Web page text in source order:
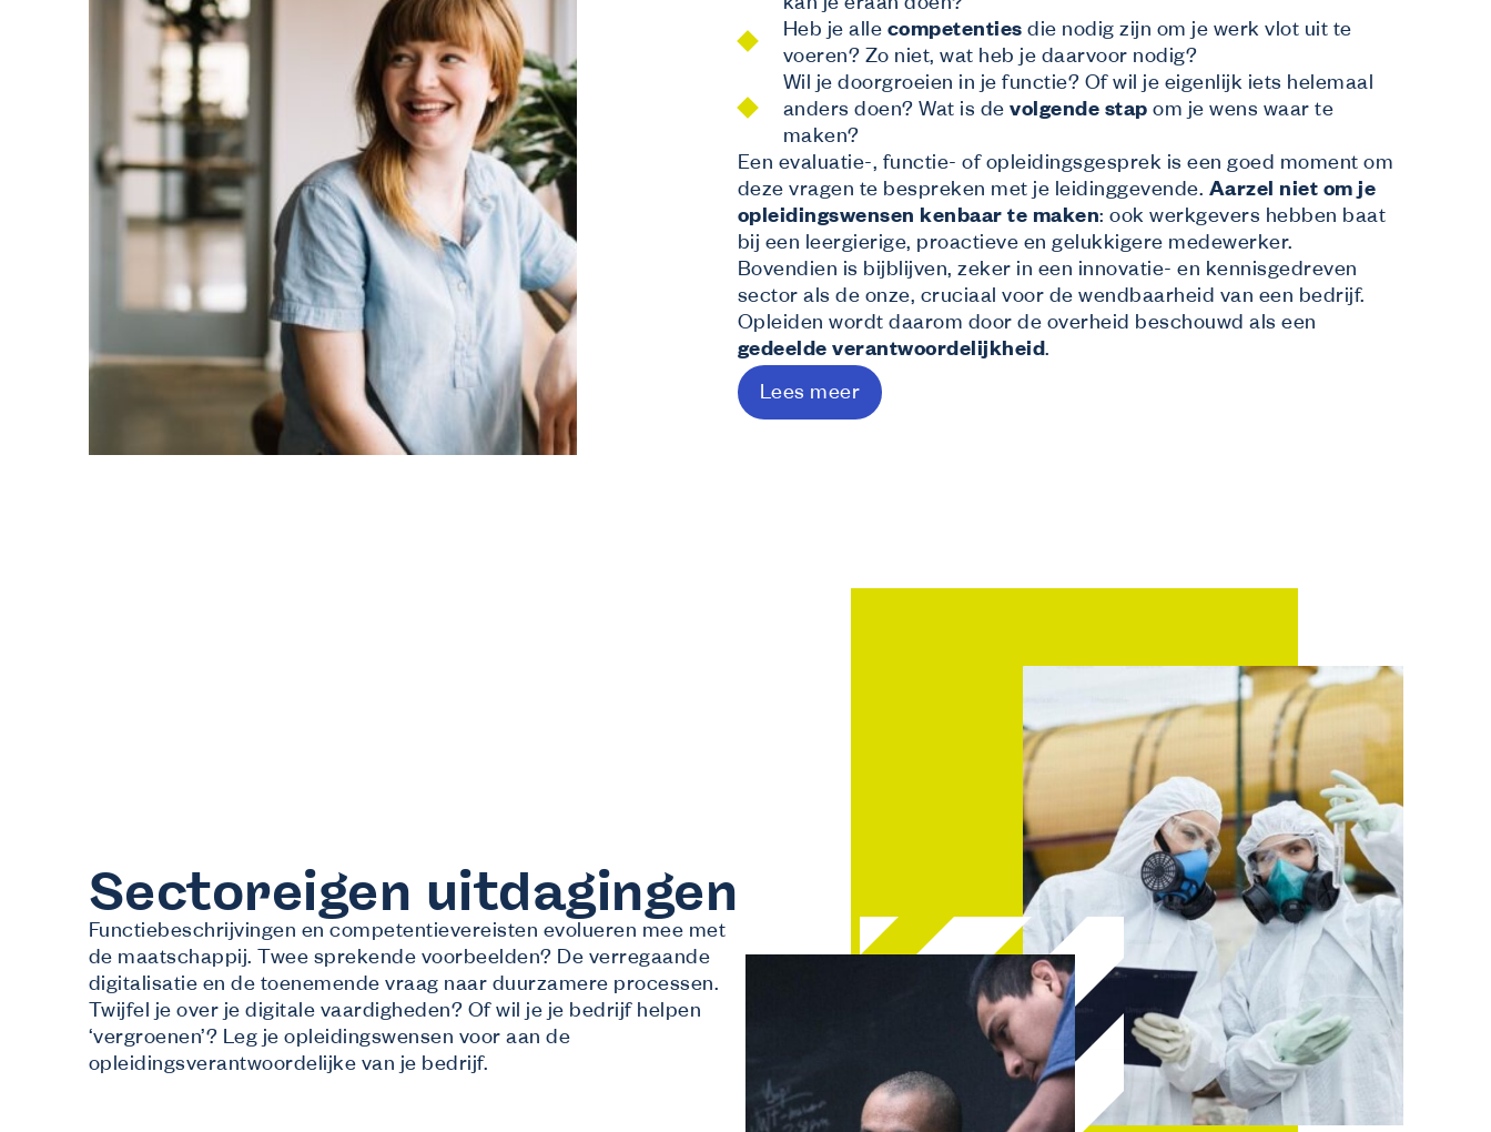
Ontdek wat Co-valent voor jouw bedrijf kan doen.
Ik ben werknemer
Alles over jouw recht op opleiding en levenslang leren.
Ik ben werkzoekende of student
Droom jij van een toekomst in de sector?
Wij bieden
Opleidingen
Gratis opleidingen op maat van de sector.
Financiële tegemoetkoming vanuit Co-valent
Laat Co-valent je opleidingsinitiatieven subsidiëren.
Advies
Info over thema’s zoals de Competentiecheck, diversiteit …
Wij informeren
Over ons
Veelgestelde vragen
kan je eraan doen?
Heb je alle competenties die nodig zijn om je werk vlot uit te
voeren? Zo niet, wat heb je daarvoor nodig?
Wil je doorgroeien in je functie? Of wil je eigenlijk iets helemaal
anders doen? Wat is de volgende stap om je wens waar te
maken?
Een evaluatie-, functie- of opleidingsgesprek is een goed moment om
deze vragen te bespreken met je leidinggevende. Aarzel niet om je
opleidingswensen kenbaar te maken: ook werkgevers hebben baat
bij een leergierige, proactieve en gelukkigere medewerker.
Bovendien is bijblijven, zeker in een innovatie- en kennisgedreven
sector als de onze, cruciaal voor de wendbaarheid van een bedrijf.
Opleiden wordt daarom door de overheid beschouwd als een
gedeelde verantwoordelijkheid.
Lees meer
Sectoreigen uitdagingen
Functiebeschrijvingen en competentievereisten evolueren mee met
de maatschappij. Twee sprekende voorbeelden? De verregaande
digitalisatie en de toenemende vraag naar duurzamere processen.
Twijfel je over je digitale vaardigheden? Of wil je je bedrijf helpen
‘vergroenen’? Leg je opleidingswensen voor aan de
opleidingsverantwoordelijke van je bedrijf.